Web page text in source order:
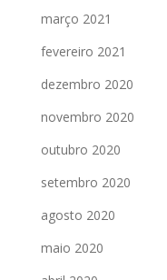
março 2021
fevereiro 2021
dezembro 2020
novembro 2020
outubro 2020
setembro 2020
agosto 2020
maio 2020